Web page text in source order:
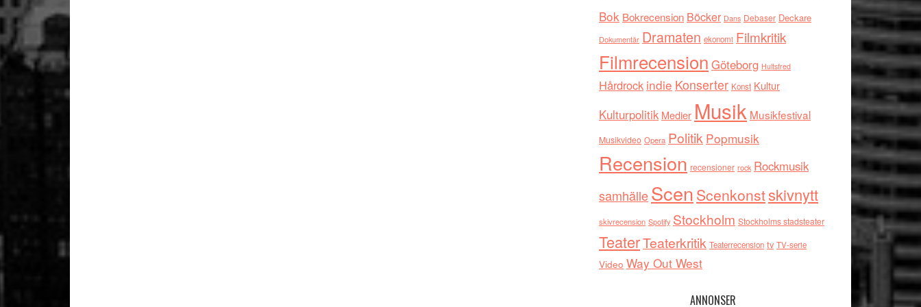
Bok Bokrecension Böcker Dans Debaser Deckare
Dokumentär Dramaten ekonomi Filmkritik
Filmrecension Göteborg Hultsfred
Hårdrock indie Konserter Konst Kultur
Kulturpolitik Medier Musik Musikfestival
Musikvideo Opera Politik Popmusik
Recension recensioner rock Rockmusik
samhälleScen Scenkonstskivnytt
skivrecension Spotify Stockholm Stockholms stadsteater
TeaterTeaterkritik Teaterrecension tv TV-serie
Video Way Out West
ANNONSER